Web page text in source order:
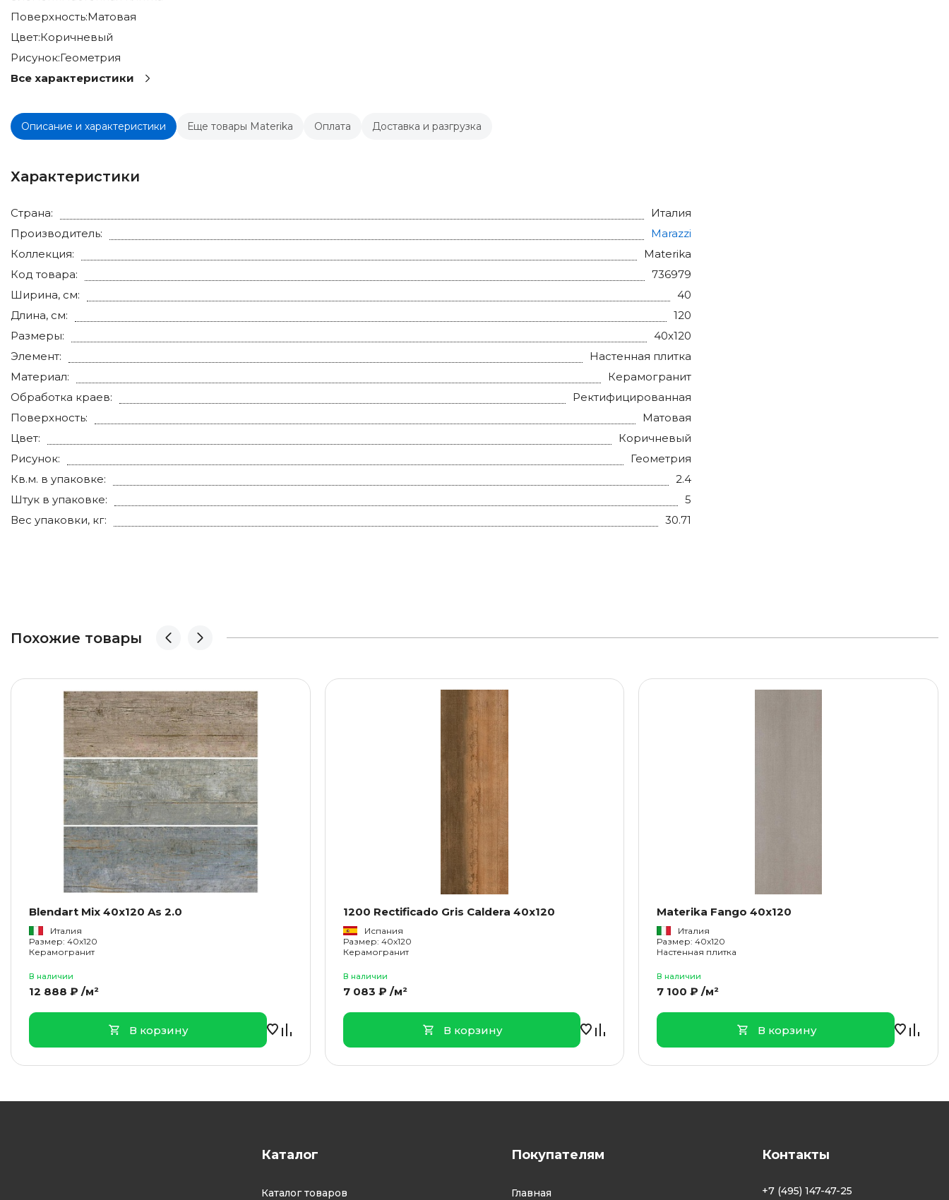
Поверхность:Матовая
Цвет:Коричневый
Рисунок:Геометрия
Все характеристики
Описание и характеристики Еще товары Materika Оплата Доставка и разгрузка
Характеристики
Страна:
Италия
Производитель:
Marazzi
Коллекция:
Materika
Код товара:
736979
Ширина, см:
40
Длина, см:
120
Размеры:
40x120
Элемент:
Настенная плитка
Материал:
Керамогранит
Обработка краев:
Ректифицированная
Поверхность:
Матовая
Цвет:
Коричневый
Рисунок:
Геометрия
Кв.м. в упаковке:
2.4
Штук в упаковке:
5
Вес упаковки, кг:
30.71
Похожие товары
Blendart Mix 40x120 As 2.0
Италия
Размер: 40x120
Керамогранит
В наличии
12 888 ₽ /м²
В корзину
1200 Rectificado Gris Caldera 40x120
Испания
Размер: 40x120
Керамогранит
В наличии
7 083 ₽ /м²
В корзину
Materika Fango 40x120
Италия
Размер: 40x120
Настенная плитка
В наличии
7 100 ₽ /м²
В корзину
Каталог
Каталог товаров
Покупателям
Главная
Контакты
+7 (495) 147-47-25